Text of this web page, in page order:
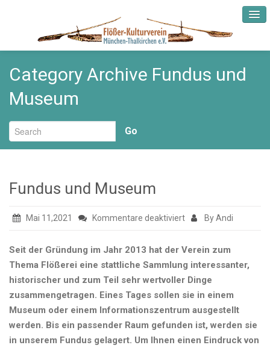
Startseite
Partner
Kontakt
Category Archive Fundus und
Museum
Go
Fundus und Museum
Mai 11,2021 Kommentare deaktiviertfür
und
Museum
By Andi
Seit der Gründung im Jahr 2013 hat der Verein zum
Thema Flößerei eine stattliche Sammlung interessanter,
historischer und zum Teil sehr wertvoller Dinge
zusammengetragen. Eines Tages sollen sie in einem
Museum oder einem Informationszentrum ausgestellt
werden. Bis ein passender Raum gefunden ist, werden sie
in unserem Fundus gelagert. Um Ihnen einen Eindruck von